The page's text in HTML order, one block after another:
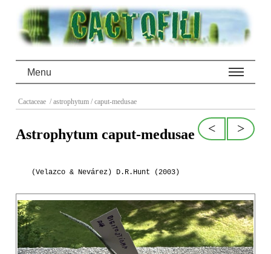
Menu
Cactaceae / astrophytum / caput-medusae
>
<
Astrophytum caput-medusae
(Velazco & Nevárez) D.R.Hunt (2003)